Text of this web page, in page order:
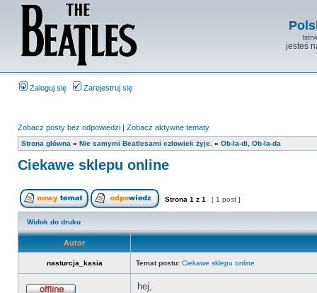
jesteś
Zaloguj się Zarejestruj się
Zobacz posty bez odpowiedzi | Zobacz aktywne tematy
Strona główna » Nie samymi Beatlesami człowiek żyje. » Ob-la-di, Ob-la-da
Ciekawe sklepu online
Strona 1 z 1 [ 1 post ]
Widok do druku
Autor
nasturcja_kasia Temat postu: Ciekawe sklepu online
hej,